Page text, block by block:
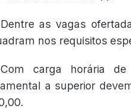
Dentre as vagas
nos requisitos
Com carga horária
a superior